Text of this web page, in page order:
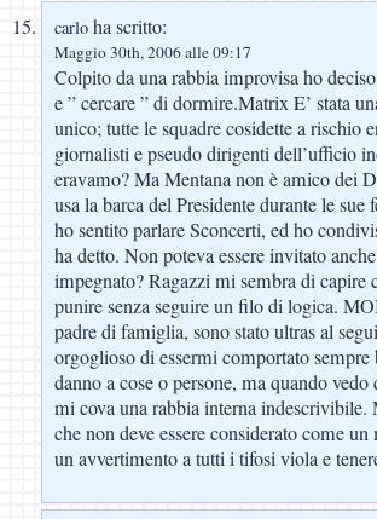
carlo ha scritto:
Maggio 30th, 2006 alle 09:17
Colpito da una rabbia improvisa ho
e ” cercare ” di dormire.Matrix E’ stata
unico; tutte le squadre cosidette a rischio
giornalisti e pseudo dirigenti dell’ufficio
eravamo? Ma Mentana non è amico dei
usa la barca del Presidente durante le sue
ho sentito parlare Sconcerti, ed ho
ha detto. Non poteva essere invitato
impegnato? Ragazzi mi sembra di capire
punire senza seguire un filo di logica.
padre di famiglia, sono stato ultras al
orgoglioso di essermi comportato sempre
danno a cose o persone, ma quando
mi cova una rabbia interna indescrivibile.
che non deve essere considerato come
un avvertimento a tutti i tifosi viola e